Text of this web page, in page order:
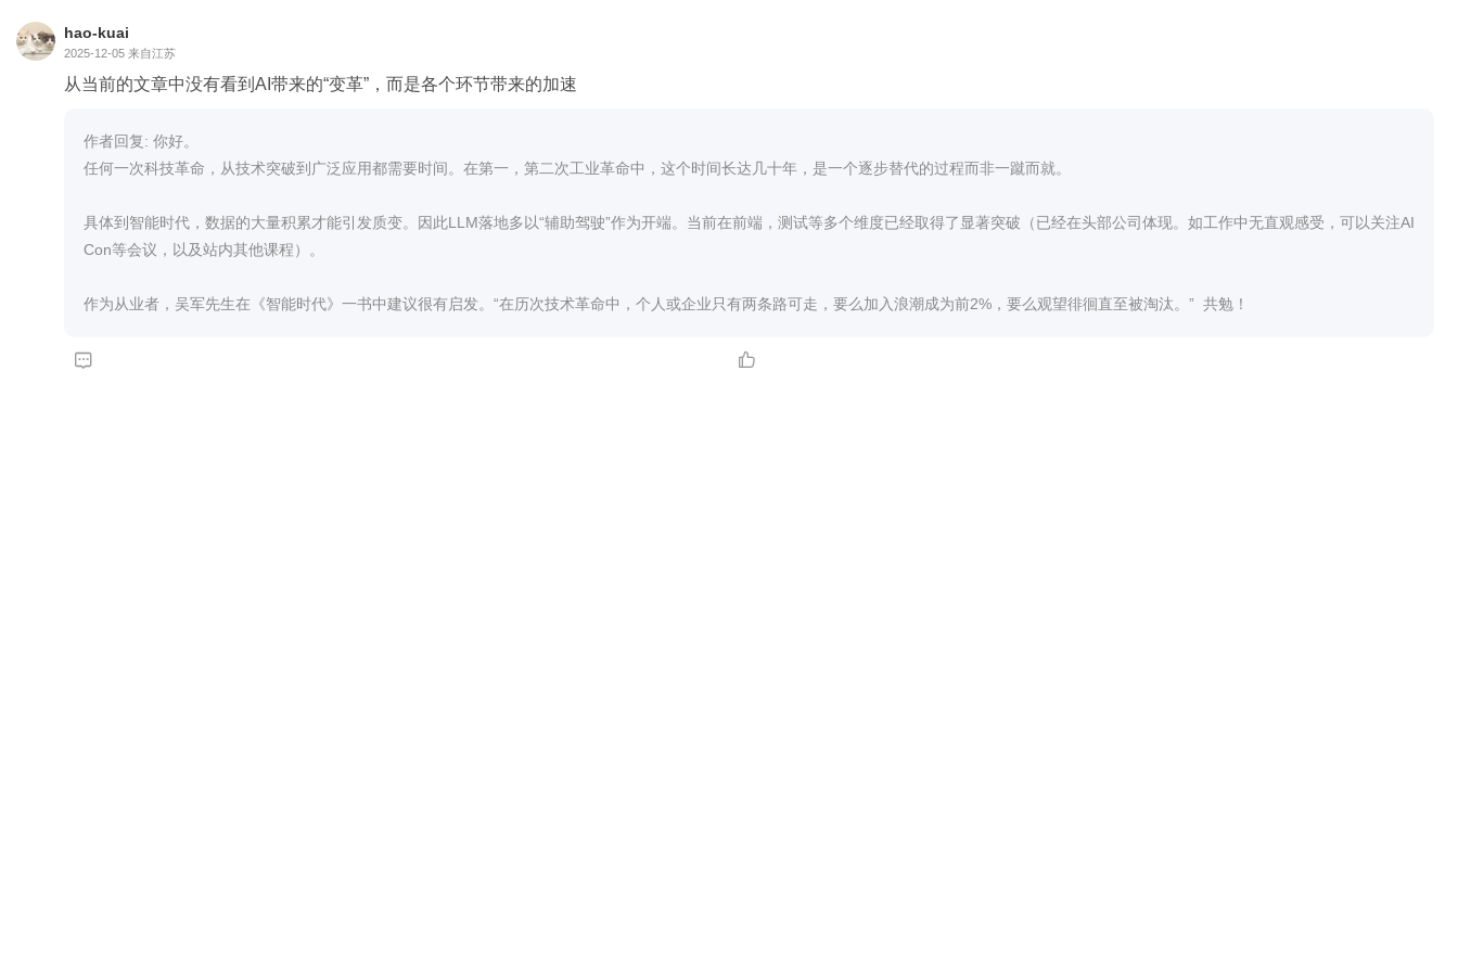
hao-kuai
2025-12-05 来自江苏
从当前的文章中没有看到AI带来的“变革”，而是各个环节带来的加速
作者回复: 你好。
任何一次科技革命，从技术突破到广泛应用都需要时间。在第一，第二次工业革命中，这个时间长达几十年，是一个逐步替代的过程而非一蹴而就。
具体到智能时代，数据的大量积累才能引发质变。因此LLM落地多以“辅助驾驶”作为开端。当前在前端，测试等多个维度已经取得了显著突破（已经在头部公司体现。如工作中无直观感受，可以关注AI
Con等会议，以及站内其他课程）。
作为从业者，吴军先生在《智能时代》一书中建议很有启发。“在历次技术革命中，个人或企业只有两条路可走，要么加入浪潮成为前2%，要么观望徘徊直至被淘汰。”  共勉！
 